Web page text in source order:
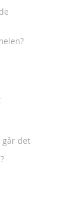
går det